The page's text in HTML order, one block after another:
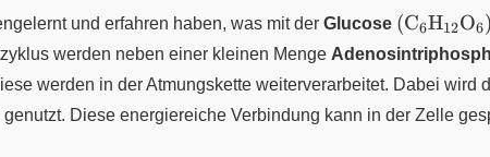
und erfahren haben, was mit der Glucose (CX
6HX
12OX
6)
werden neben einer kleinen Menge
werden in der Atmungskette weiterverarbeitet. Dabei wird
genutzt. Diese energiereiche Verbindung kann in der Zelle